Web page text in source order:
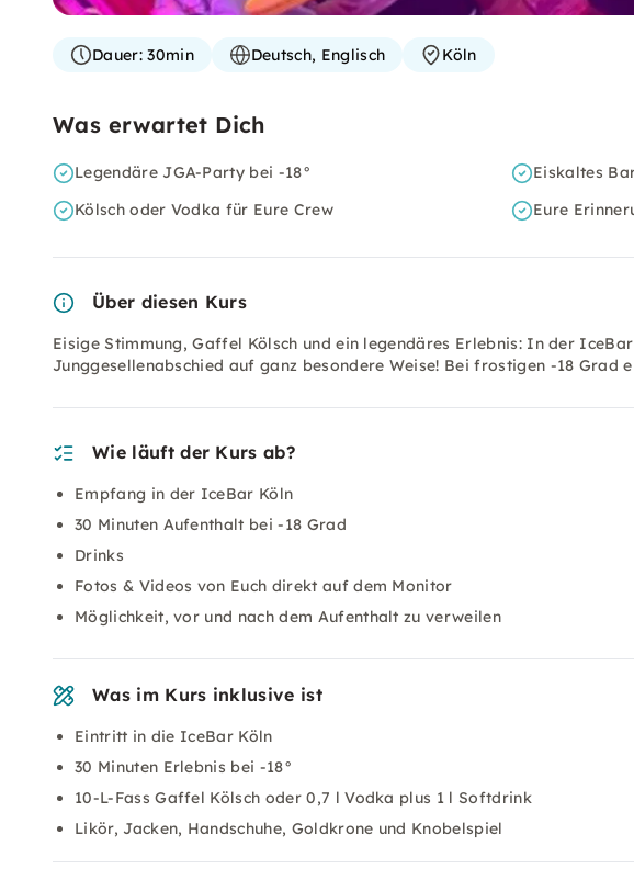
Dauer:30min Deutsch, Englisch Köln
Was erwartet Dich
Legendäre JGA-Party bei -18°
Eiskaltes
Kölsch oder Vodka für Eure Crew
Eure
Über diesen Kurs
Eisige Stimmung, Gaffel Kölsch und ein legendäres Erlebnis: In der
Junggesellenabschied auf ganz besondere Weise! Bei frostigen -18 Grad
Wie läuft der Kurs ab?
Empfang in der IceBar Köln
30 Minuten Aufenthalt bei -18 Grad
Drinks
Fotos & Videos von Euch direkt auf dem Monitor
Möglichkeit, vor und nach dem Aufenthalt zu verweilen
Was im Kurs inklusive ist
Eintritt in die IceBar Köln
30 Minuten Erlebnis bei -18°
10-L-Fass Gaffel Kölsch oder 0,7 l Vodka plus 1 l Softdrink
Likör, Jacken, Handschuhe, Goldkrone und Knobelspiel